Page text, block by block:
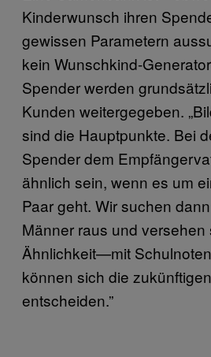
Kinderwunsch ihren
gewissen Parametern
kein Wunschkind-
Spender werden
Kunden weitergegeben.
sind die Hauptpunkte. Bei
Spender dem
ähnlich sein, wenn es um
Paar geht. Wir suchen
Männer raus und
Ähnlichkeit—mit
können sich die
entscheiden.”